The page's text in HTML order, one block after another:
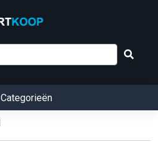
Categorieën